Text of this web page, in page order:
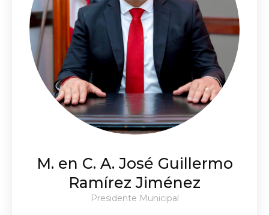
M. en C. A. José Guillermo
Ramírez Jiménez
Presidente Municipal